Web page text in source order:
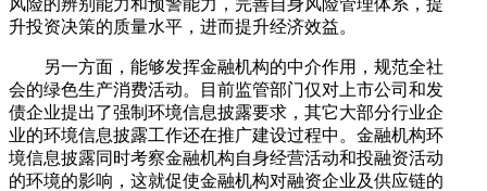
升投资决策的质量水平，进而提升经济效益。
另一方面，能够发挥金融机构的中介作用，规范全社
会的绿色生产消费活动。目前监管部门仅对上市公司和发
债企业提出了强制环境信息披露要求，其它大部分行业企
业的环境信息披露工作还在推广建设过程中。金融机构环
境信息披露同时考察金融机构自身经营活动和投融资活动
的环境的影响，这就促使金融机构对融资企业及供应链的